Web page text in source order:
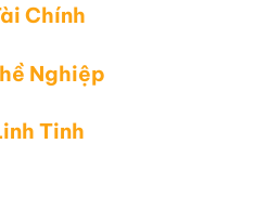
Chính
Nghiệp
Tinh